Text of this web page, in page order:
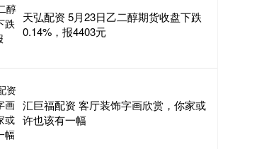
天弘配资 5月23日乙二醇期货收盘下跌
0.14%，报4403元
汇巨福配资 客厅装饰字画欣赏，你家或
许也该有一幅